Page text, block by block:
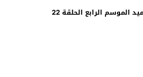
الرابع الحلقة 22